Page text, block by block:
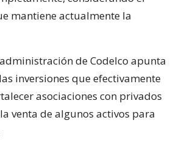
mantiene actualmente la
de Codelco apunta
inversiones que efectivamente
asociaciones con privados
venta de algunos activos para